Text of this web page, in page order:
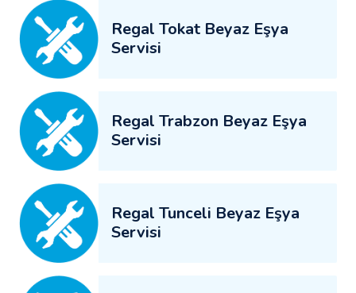
Regal Tokat Beyaz Eşya
Servisi
Regal Trabzon Beyaz Eşya
Servisi
Regal Tunceli Beyaz Eşya
Servisi